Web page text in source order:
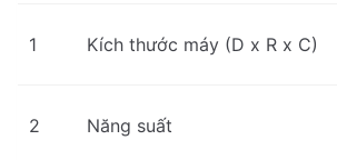
1 Kích thước máy (D x R x C)
2 Năng suất